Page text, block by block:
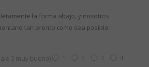
la forma abajo, y nosotros
tan pronto como sea posible.
5 muy bueno) 1 2 3
4